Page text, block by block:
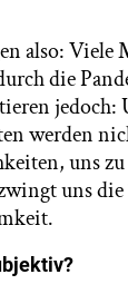
also: Viele
die
jedoch:
werden
uns
uns